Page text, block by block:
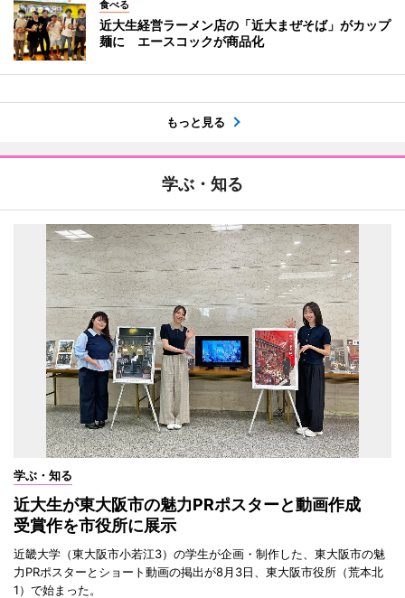
食べる
近大生経営ラーメン店の「近大まぜそば」がカップ
麺に エースコックが商品化
もっと見る
学ぶ・知る
学ぶ・知る
近大生が東大阪市の魅力PRポスターと動画作成
受賞作を市役所に展示
近畿大学（東大阪市小若江3）の学生が企画・制作した、東大阪市の魅
力PRポスターとショート動画の掲出が8月3日、東大阪市役所（荒本北
1）で始まった。